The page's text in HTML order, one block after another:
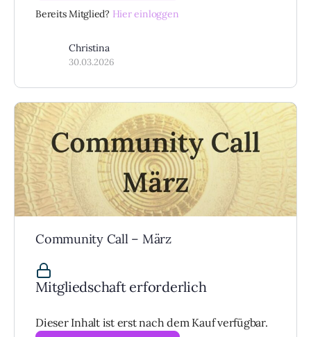
Bereits Mitglied? Hier einloggen
Christina
30.03.2026
Community Call – März
Mitgliedschaft erforderlich
Dieser Inhalt ist erst nach dem Kauf verfügbar.